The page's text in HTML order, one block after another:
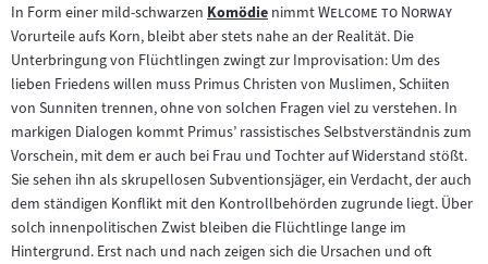
In Form einer mild-schwarzen Zum
Inhalt:
Komödie nimmt"
Welcome to Norway"
Vorurteile aufs Korn, bleibt aber stets nahe an der Realität. Die
Unterbringung von Flüchtlingen zwingt zur Improvisation: Um des
lieben Friedens willen muss Primus Christen von Muslimen, Schiiten
von Sunniten trennen, ohne von solchen Fragen viel zu verstehen. In
markigen Dialogen kommt Primus’ rassistisches Selbstverständnis zum
Vorschein, mit dem er auch bei Frau und Tochter auf Widerstand stößt.
Sie sehen ihn als skrupellosen Subventionsjäger, ein Verdacht, der auch
dem ständigen Konflikt mit den Kontrollbehörden zugrunde liegt. Über
solch innenpolitischen Zwist bleiben die Flüchtlinge lange im
Hintergrund. Erst nach und nach zeigen sich die Ursachen und oft